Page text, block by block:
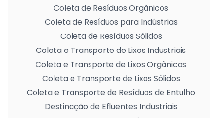
Coleta de Resíduos Orgânicos
Coleta de Resíduos para Indústrias
Coleta de Resíduos Sólidos
Coleta e Transporte de Lixos Industriais
Coleta e Transporte de Lixos Orgânicos
Coleta e Transporte de Lixos Sólidos
Coleta e Transporte de Resíduos de Entulho
Destinação de Efluentes Industriais